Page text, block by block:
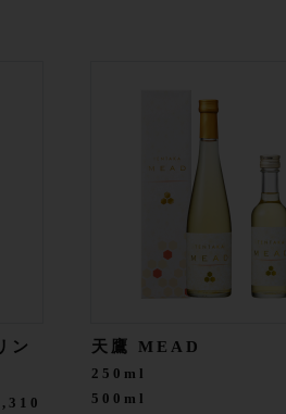
ン 天鷹 MEAD
250ml
500ml